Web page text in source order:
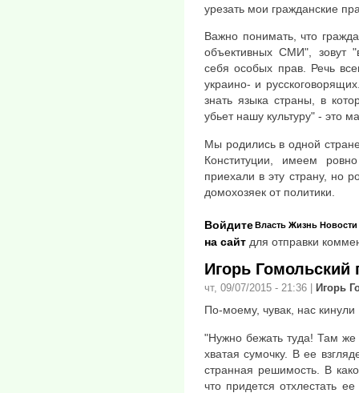
урезать мои гражданские
Важно понимать, что
объективных СМИ", зовут
себя особых прав. Речь
украино- и
знать языка страны, в
убьет нашу культуру" - это
Мы родились в одной
Конституции, имеем
приехали в эту страну, но
домохозяек от политики.
Власть Жизнь Новости
Войдите
на сайт для отправки
Игорь
чт, 09/07/2015 - 21:36 Игорь
По-моему, чувак, нас кинули
"Нужно бежать туда! Там
хватая сумочку. В ее
странная решимость. В
что придется отхлестать